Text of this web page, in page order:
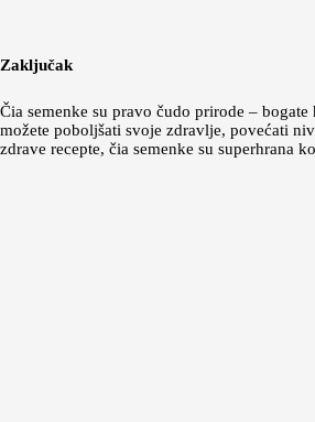
Zaključak
Čia semenke su pravo čudo prirode –
možete poboljšati svoje zdravlje, povećati
zdrave recepte, čia semenke su superhrana